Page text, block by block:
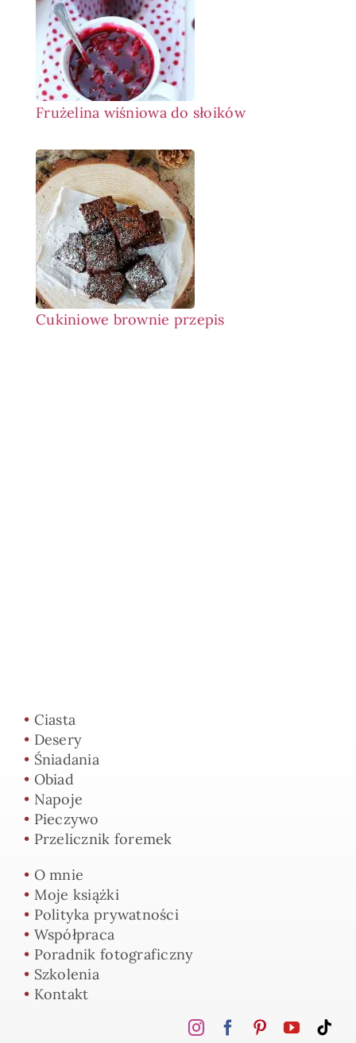
Frużelina wiśniowa do słoików
Cukiniowe brownie przepis
• Ciasta
• Desery
• Śniadania
• Obiad
• Napoje
• Pieczywo
• Przelicznik foremek
• O mnie
• Moje książki
• Polityka prywatności
• Współpraca
• Poradnik fotograficzny
• Szkolenia
• Kontakt